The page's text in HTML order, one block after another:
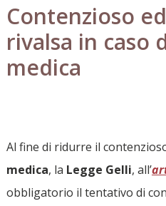
Contenzioso
rivalsa in caso
medica
Al fine di ridurre il
medica, la Legge Gelli, all’
obbligatorio il tentativo di